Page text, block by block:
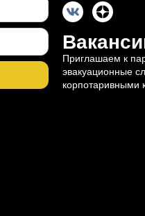
Приглашаем к
эвакуационные
корпотаривными